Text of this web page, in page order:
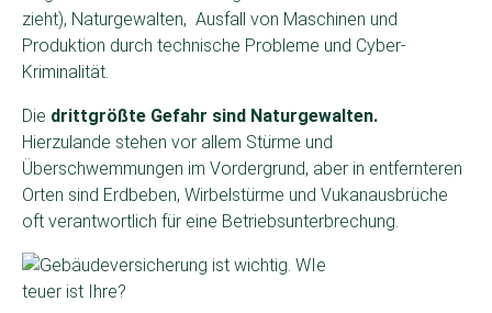
zieht), Naturgewalten, Ausfall von Maschinen und
Produktion durch technische Probleme und Cyber-
Kriminalität.
Die drittgrößte Gefahr sind Naturgewalten.
Hierzulande stehen vor allem Stürme und
Überschwemmungen im Vordergrund, aber in entfernteren
Orten sind Erdbeben, Wirbelstürme und Vukanausbrüche
oft verantwortlich für eine Betriebsunterbrechung.